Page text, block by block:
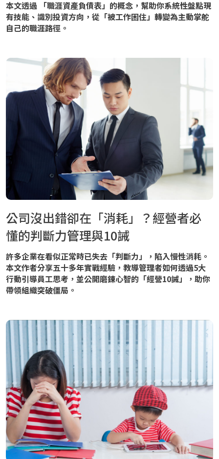
本文透過 「職涯資產負債表」的概念，幫助你系統性盤點現
有技能、識別投資方向，從「被工作困住」轉變為主動掌舵
自己的職涯路徑。
公司沒出錯卻在「消耗」？經營者必
懂的判斷力管理與10誡
許多企業在看似正常時已失去「判斷力」，陷入慢性消耗。
本文作者分享五十多年實戰經驗，教導管理者如何透過5大
行動引導員工思考，並公開磨鍊心智的「經營10誡」，助你
帶領組織突破僵局。